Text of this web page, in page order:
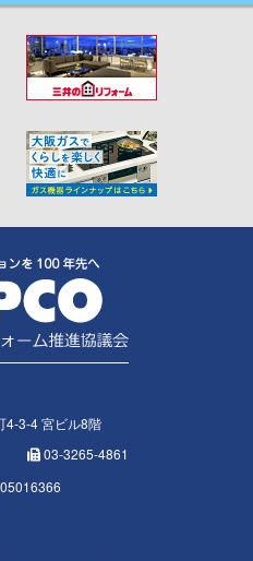
4-3-4 宮ビル8階
03-3265-4861